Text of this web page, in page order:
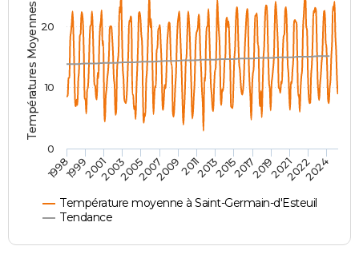
Destinations
City break
Voyage nature
Voyage de noces
Forum
Climat
PHOTO
GUIDES D'ACHAT
BONS PLANS
CARTE DE VOEUX
Carte de Noël
Carte Bonne année
Carte Saint-Valentin
Carte Pâques
Carte d'anniversaire
DICTIONNAIRE
Dictionnaire
Biographies
Citations
Expressions
Proverbes
PROGRAMME TV
COPAINS D'AVANT
S'inscrire
Se connecter
Lycées
Collèges
Primaires
Universités
Entreprises
Service militaire
Avis de recherche
AVIS DE DÉCÈS
Températures Moyennes ( °C )
Température moyenne à Saint-Germain-d'Esteuil
Tendance
199819992001200320052007200920112013201520172019202120222024
0
10
20